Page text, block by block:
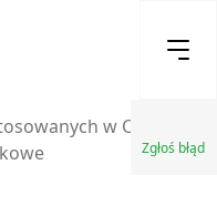
Zgłoś błąd
w Chełmie